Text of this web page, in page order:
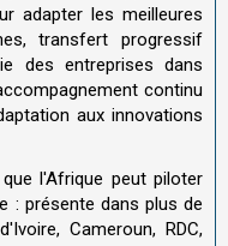
adapter les meilleures
transfert progressif
des entreprises dans
continu
aux innovations
l'Afrique peut piloter
: présente dans plus de
Cameroun, RDC,